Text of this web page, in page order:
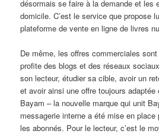
désormais se faire à la demande et les
domicile. C’est le service que propose
plateforme de vente en ligne de livres
De même, les offres commerciales
profite des blogs et des réseaux
son lecteur, étudier sa cible, avoir un
et avoir ainsi une offre toujours adaptée
Bayam – la nouvelle marque qui unit
messagerie interne a été mise en place
les abonnés. Pour le lecteur, c’est le